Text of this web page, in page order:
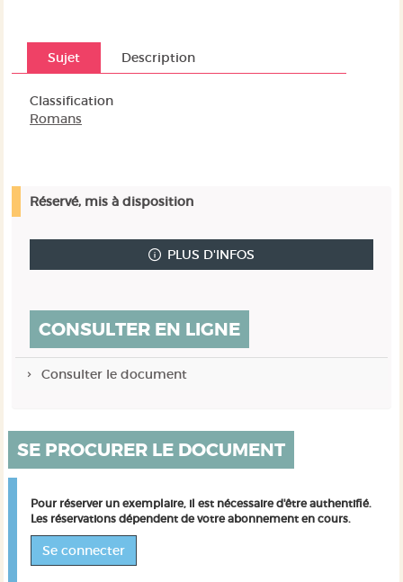
Sujet Description
Classification
Romans
Réservé, mis à disposition
PLUS D'INFOS
CONSULTER EN LIGNE
Consulter le document
SE PROCURER LE DOCUMENT
Pour réserver un exemplaire, il est nécessaire d'être authentifié.
Les réservations dépendent de votre abonnement en cours.
Se connecter